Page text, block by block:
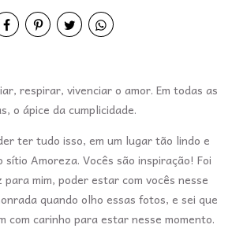
respirar, vivenciar o amor. Em todas as
o ápice da cumplicidade.
ter tudo isso, em um lugar tão lindo e
sítio Amoreza. Vocês são inspiração! Foi
mim, poder estar com vocês nesse
quando olho essas fotos, e sei que
com carinho para estar nesse momento.